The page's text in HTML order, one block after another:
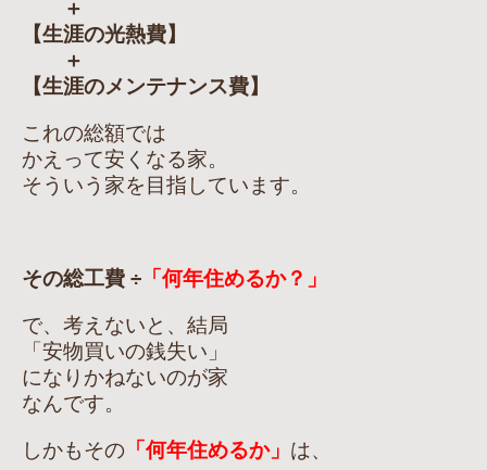
＋
【生涯の光熱費】
＋
【生涯のメンテナンス費】
これの総額では
かえって安くなる家。
そういう家を目指しています。
その総工費 ÷ 「何年住めるか？」
で、考えないと、結局
「安物買いの銭失い」
になりかねないのが家
なんです。
しかもその 「何年住めるか」 は、